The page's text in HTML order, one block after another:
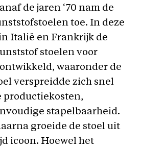
de jaren ‘70 nam de
toe. In deze
Italië en Frankrijk de
stoelen voor
waaronder de
verspreidde zich snel
productiekosten,
stapelbaarheid.
groeide de stoel uit
icoon. Hoewel het